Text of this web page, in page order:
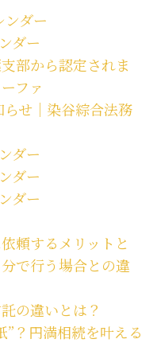
ダー
ダー
部から認定されま
ファ
せ｜染谷綜合法務
ダー
ダー
ダー
頼するメリットと
で行う場合との違
の違いとは？
？円満相続を叶える